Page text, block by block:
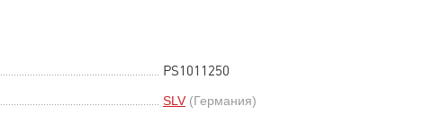
PS1011250
SLV (Германия)